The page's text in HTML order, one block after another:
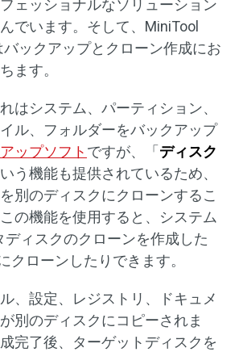
ェッショナルなソリューション
でいます。そして、MiniTool
バックアップとクローン作成にお
ます。
はシステム、パーティション、
ル、フォルダーをバックアップ
ップソフト ですが、「 ディスク
いう機能も提供されているため、
別のディスクにクローンするこ
の機能を使用すると、システム
ィスクのクローンを作成した
クローンしたりできます。
、設定、レジストリ、ドキュメ
別のディスクにコピーされま
完了後、ターゲットディスクを